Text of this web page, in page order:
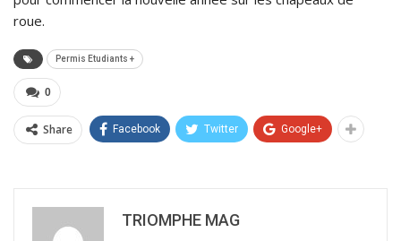
roue.
Permis Etudiants +
0
Share Facebook Twitter Google+
TRIOMPHE MAG